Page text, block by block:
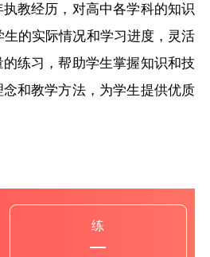
教经历，对高中各学科的知识
的实际情况和学习进度，灵活
练习，帮助学生掌握知识和技
和教学方法，为学生提供优质
练